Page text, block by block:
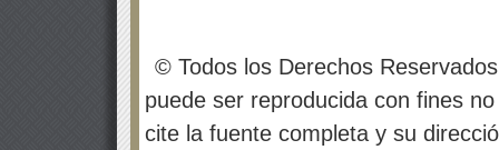
© Todos los Derechos
puede ser reproducida con fines
cite la fuente completa y su